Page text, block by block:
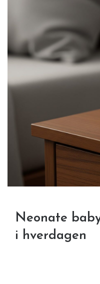
Neonate
i hverdagen